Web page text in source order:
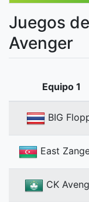
Juegos
Avenger
Equipo 1
BIG
East
CK